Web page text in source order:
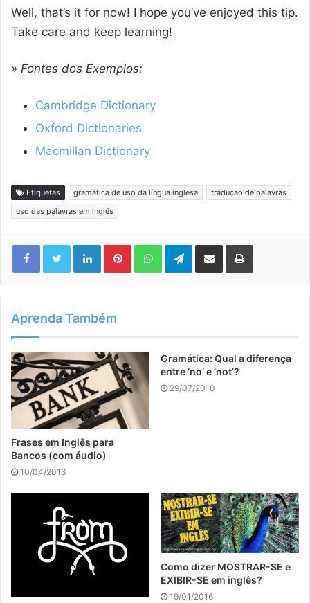
Well, that’s it for now! I hope you’ve enjoyed this tip.
Take care and keep learning!
» Fontes dos Exemplos:
Cambridge Dictionary
Oxford Dictionaries
Macmillan Dictionary
Etiquetas gramática de uso da língua inglesa
tradução de palavras
uso das palavras em inglês
LinkedinPinterestWhatsAppTelegram
Compartilhar via e-mail Imprimir
Aprenda Também
Frases em Inglês para
Bancos (com áudio)
10/04/2013
Gramática: Qual a diferença
entre ‘no’ e ‘not’?
29/07/2010
Como dizer MOSTRAR-SE e
EXIBIR-SE em inglês?
19/01/2016